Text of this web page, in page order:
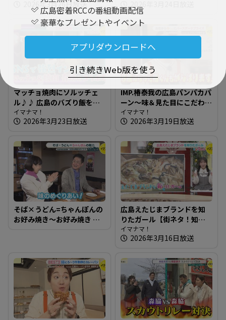
広島密着RCCの番組動画配信
豪華なプレゼントやイベント
アプリダウンロードへ
引き続きWeb版を使う
椿泰我 IMP.初！始球式に挑2026年3月26日放送
ランチ】
マッチョ焼肉にソルッチェ
ル♪♪ 広島のバズり飯を知
りたガール【街ネタ！知り
たガール】
イマナマ！
2026年3月23日放送
IMP.椿泰我の広島パンパカパ
ーン～味＆見た目にこだわ
り！新商品も人気なパン屋
さん
イマナマ！
2026年3月19日放送
そば×うどん=ちゃんぽんの
お好み焼き～お好み焼き め
広島えたじまブランドを知
りたガール【街ネタ！知り
たガール】
イマナマ！
2026年3月16日放送